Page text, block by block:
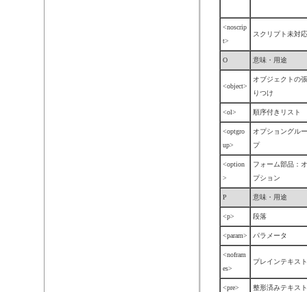
<noscrip
t>
スクリプト未対応
O 意味・用途
<object>
オブジェクトの張
りつけ
<ol> 順序付きリスト
<optgro
up>
オプショングルー
プ
<option
>
フォーム部品：オ
プション
P 意味・用途
<p> 段落
<param> パラメータ
<nofram
es>
プレインテキスト
<pre> 整形済みテキスト